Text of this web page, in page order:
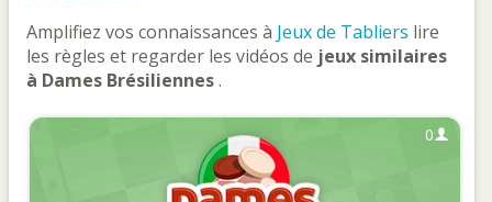
Amplifiez vos connaissances à Jeux de Tabliers lire
les règles et regarder les vidéos de jeux similaires
à Dames Brésiliennes.
0